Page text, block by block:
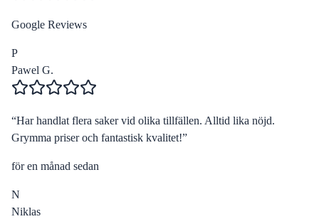
Google Reviews
P
Pawel G.
“Har handlat flera saker vid olika tillfällen. Alltid lika nöjd.
Grymma priser och fantastisk kvalitet!”
för en månad sedan
N
Niklas